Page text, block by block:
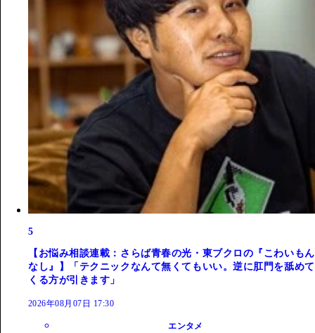
5
【お悩み相談連載：さらば青春の光・東ブクロの『こわいもん
なし』】「テクニックなんて無くてもいい。逆に肛門を舐めて
くる方が引きます」
2026年08月07日 17:30
エンタメ